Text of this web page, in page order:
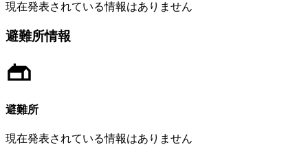
現在発表されている情報はありません
避難所情報
避難所
現在発表されている情報はありません